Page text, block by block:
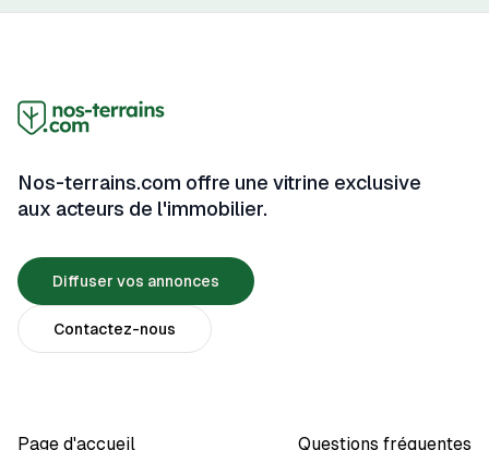
pratiques, des outils et des informations pour garantir
que votre projet se déroule sans accroc.
Nos-terrains.com offre une vitrine exclusive
aux acteurs de l'immobilier.
Diffuser vos annonces
Contactez-nous
Page d'accueil Questions fréquentes